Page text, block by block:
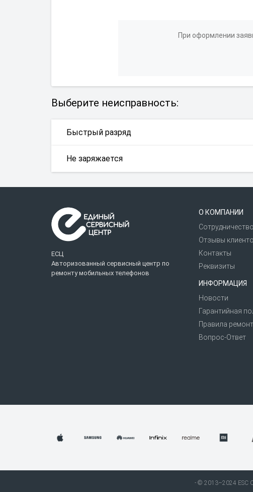
При оформлении
Выберите неисправность:
Быстрый разряд
Не заряжается
ЕСЦ
Авторизованный сервисный центр по
ремонту мобильных телефонов
О КОМПАНИИ
Сотрудничество
Отзывы
Контакты
Реквизиты
ИНФОРМАЦИЯ
Новости
Гарантийная
Правила
Вопрос-Ответ
© 2013–2024 ESC